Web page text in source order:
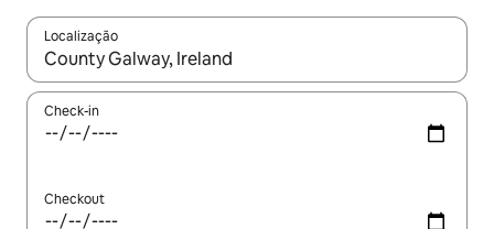
Localização
Quando os resultados estiverem disponíveis, explore-os
Check-in
Checkout